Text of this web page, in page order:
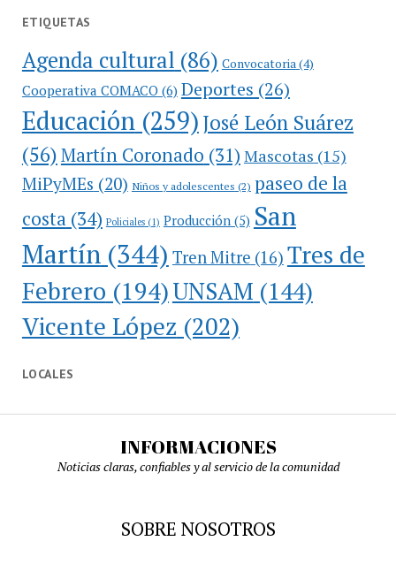
ETIQUETAS
Agenda cultural (86) Convocatoria (4)
Cooperativa COMACO(6) Deportes (26)
Educación(259)José León Suárez
(56)Martín Coronado (31) Mascotas (15)
MiPyMEs (20) Niños y adolescentes (2) paseo de la
costa(34) Policiales(1) Producción(5) San
Martín(344) Tren Mitre (16) Tres de
Febrero (194)UNSAM (144)
Vicente López (202)
LOCALES
INFORMACIONES
Noticias claras, confiables y al servicio de la comunidad
SOBRE NOSOTROS